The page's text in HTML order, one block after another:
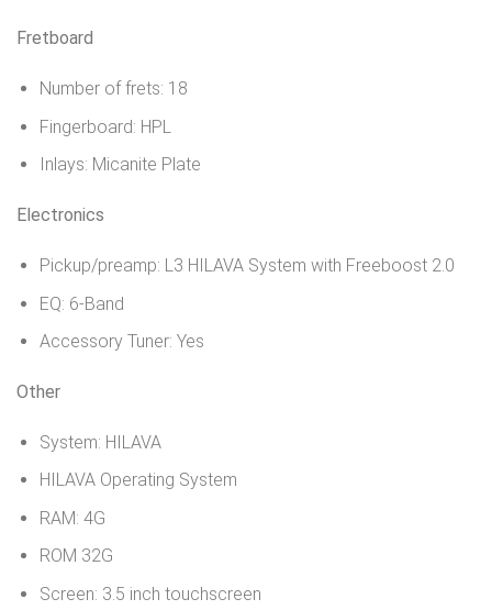
Fretboard
Number of frets: 18
Fingerboard: HPL
Inlays: Micanite Plate
Electronics
Pickup/preamp: L3 HILAVA System with Freeboost 2.0
EQ: 6-Band
Accessory Tuner: Yes
Other
System: HILAVA
HILAVA Operating System
RAM: 4G
ROM 32G
Screen: 3.5 inch touchscreen